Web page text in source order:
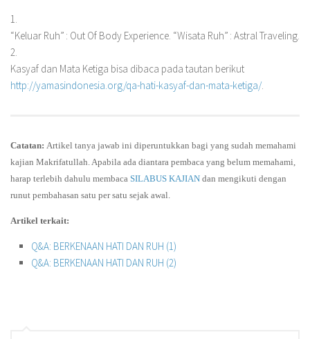
1.
“Keluar Ruh” : Out Of Body Experience. “Wisata Ruh” : Astral Traveling.
2.
Kasyaf dan Mata Ketiga bisa dibaca pada tautan berikut
http://yamasindonesia.org/qa-hati-kasyaf-dan-mata-ketiga/
Catatan: Artikel tanya jawab ini diperuntukkan bagi yang sudah memahami
kajian Makrifatullah. Apabila ada diantara pembaca yang belum memahami,
harap terlebih dahulu membaca SILABUS KAJIAN dan mengikuti dengan
runut pembahasan satu per satu sejak awal.
Artikel terkait:
Q&A: BERKENAAN HATI DAN RUH (1)
Q&A: BERKENAAN HATI DAN RUH (2)